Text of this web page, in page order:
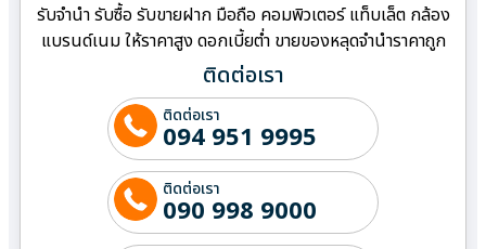
รับจำนำ รับซื้อ รับขายฝาก มือถือ คอมพิวเตอร์ แท็บเล็ต กล้อง
แบรนด์เนม ให้ราคาสูง ดอกเบี้ยต่ำ ขายของหลุดจำนำราคาถูก
ติดต่อเรา
ติดต่อเรา
094 951 9995
ติดต่อเรา
090 998 9000